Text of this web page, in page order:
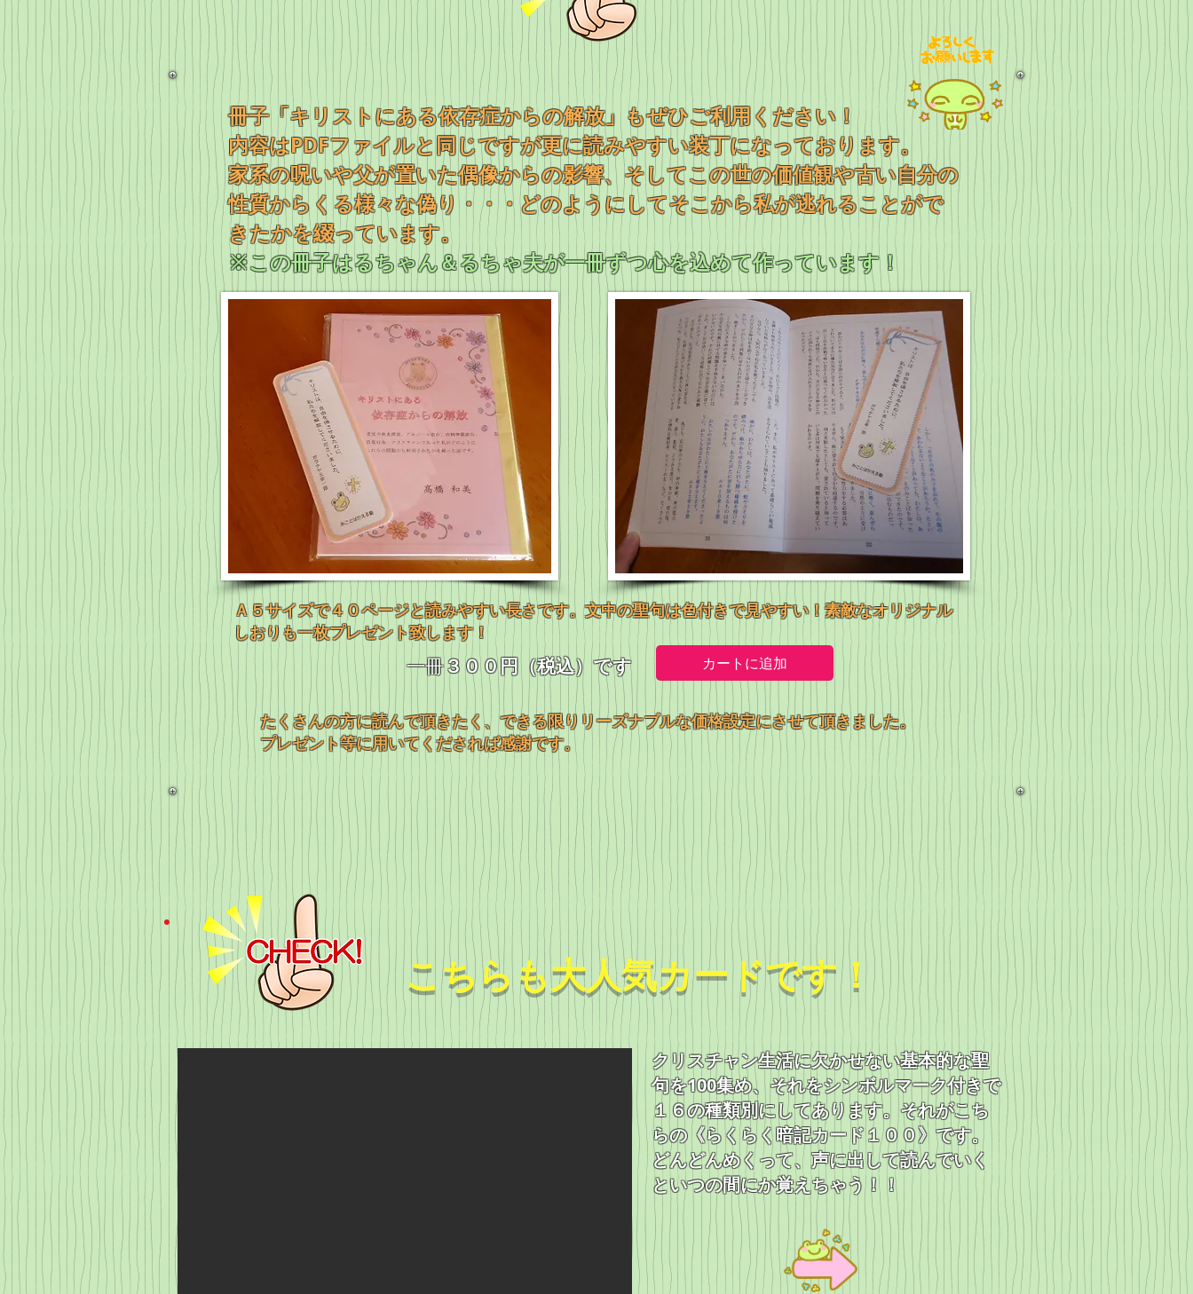
冊子「キリストにある依存症からの解放」もぜひご利用ください！
内容はPDFファイルと同じですが更に読みやすい装丁になっております。
家系の呪いや父が置いた偶像からの影響、そしてこの世の価値観や古い自分の
性質からくる様々な偽り・・・どのようにしてそこから私が逃れることがで
きたかを綴っています。
※この冊子はるちゃん＆るちゃ夫が一冊ずつ心を込めて作っています！
Ａ５サイズで４０ページと読みやすい長さです。文中の聖句は色付きで見やすい！素敵なオリジナル
しおりも一枚プレゼント致します！
​一冊３００円（税込）です カートに追加
たくさんの方に読んで頂きたく、できる限りリーズナブルな価格設定にさせて頂きました。
プレゼント等に用いてくだされば感謝です。
こちらも大人気カードです！
クリスチャン生活に欠かせない基本的な聖
句を100集め、それをシンボルマーク付きで
１６の種類別にしてあります。それがこち
らの《らくらく暗記カード１００》です。
どんどんめくって、声に出して読んでいく
といつの間にか覚えちゃう！！